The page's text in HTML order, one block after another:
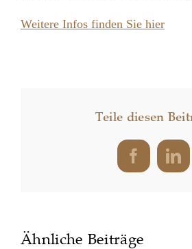
Weitere Infos finden Sie hier
Teile diesen
Facebook
Ähnliche Beiträge